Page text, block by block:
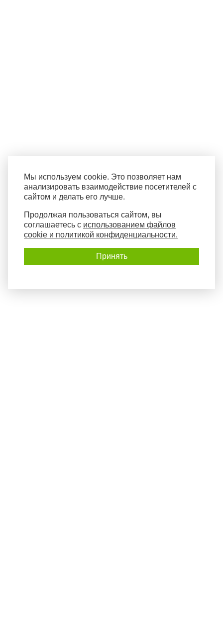
Мы используем cookie. Это позволяет нам
анализировать взаимодействие посетителей с
сайтом и делать его лучше.
Продолжая пользоваться сайтом, вы
соглашаетесь с использованием файлов
cookie и политикой конфиденциальности.
Принять